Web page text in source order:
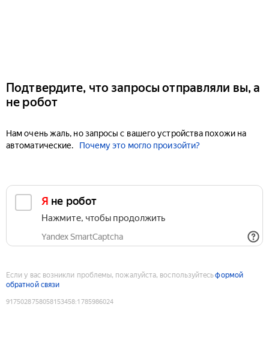
Подтвердите, что запросы отправляли вы, а
не робот
Нам очень жаль, но запросы с вашего устройства похожи на
автоматические.
Почему это могло произойти?
Я не робот
Нажмите, чтобы продолжить
Yandex SmartCaptcha
Если у вас возникли проблемы, пожалуйста, воспользуйтесьформой
обратной связи
9175028758058153458:1785986024